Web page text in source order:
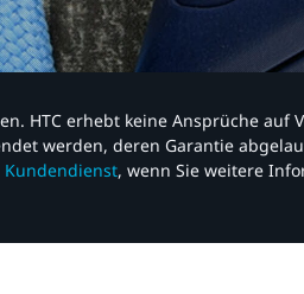
HTC erhebt keine Ansprüche auf
werden, deren Garantie
Kundendienst, wenn Sie weitere